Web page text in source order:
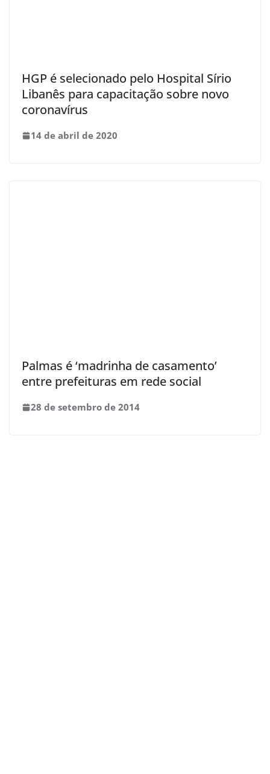
HGP é selecionado pelo Hospital Sírio
Libanês para capacitação sobre novo
coronavírus
14 de abril de 2020
Palmas é ‘madrinha de casamento’
entre prefeituras em rede social
28 de setembro de 2014